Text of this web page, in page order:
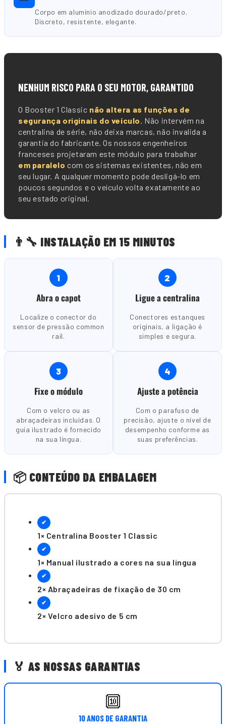
Corpo em alumínio anodizado dourado/preto.
Discreto, resistente, elegante.
NENHUM RISCO PARA O SEU MOTOR, GARANTIDO
O Booster 1 Classic não altera as funções de
segurança originais do veículo. Não intervém na
centralina de série, não deixa marcas, não invalida a
garantia do fabricante. Os nossos engenheiros
franceses projetaram este módulo para trabalhar
em paralelo com os sistemas existentes, não em
seu lugar. A qualquer momento pode desligá-lo em
poucos segundos e o veículo volta exatamente ao
seu estado original.
👨🔧 INSTALAÇÃO EM 15 MINUTOS
1
Abra o capot
Localize o conector do
sensor de pressão common
rail.
2
Ligue a centralina
Conectores estanques
originais, a ligação é
simples e segura.
3
Fixe o módulo
Com o velcro ou as
abraçadeiras incluídas. O
guia ilustrado é fornecido
na sua língua.
4
Ajuste a potência
Com o parafuso de
precisão, ajuste o nível de
desempenho conforme as
suas preferências.
📦 CONTEÚDO DA EMBALAGEM
✔
1× Centralina Booster 1 Classic
✔
1× Manual ilustrado a cores na sua língua
✔
2× Abraçadeiras de fixação de 30 cm
✔
2× Velcro adesivo de 5 cm
🏅 AS NOSSAS GARANTIAS
🔟
10 ANOS DE GARANTIA